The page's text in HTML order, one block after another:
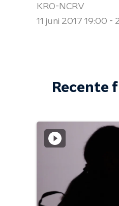
KRO-NCRV
11 juni 2017 19:00 -
Recente